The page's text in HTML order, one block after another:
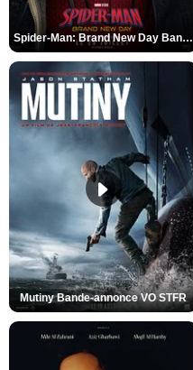
Spider-Man: Brand New Day Bande-annonce VO STFR
Mutiny Bande-annonce VO STFR